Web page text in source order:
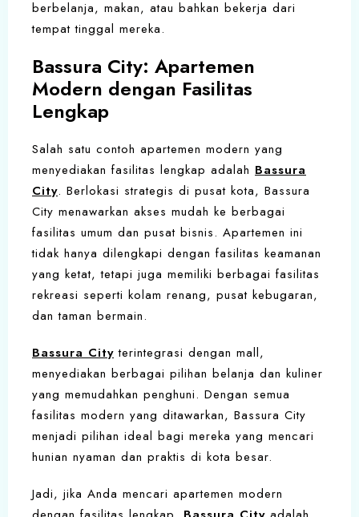
berbelanja, makan, atau bahkan bekerja dari
tempat tinggal mereka.
Bassura City: Apartemen
Modern dengan Fasilitas
Lengkap
Salah satu contoh apartemen modern yang
menyediakan fasilitas lengkap adalah Bassura
City. Berlokasi strategis di pusat kota, Bassura
City menawarkan akses mudah ke berbagai
fasilitas umum dan pusat bisnis. Apartemen ini
tidak hanya dilengkapi dengan fasilitas keamanan
yang ketat, tetapi juga memiliki berbagai fasilitas
rekreasi seperti kolam renang, pusat kebugaran,
dan taman bermain.
Bassura City terintegrasi dengan mall,
menyediakan berbagai pilihan belanja dan kuliner
yang memudahkan penghuni. Dengan semua
fasilitas modern yang ditawarkan, Bassura City
menjadi pilihan ideal bagi mereka yang mencari
hunian nyaman dan praktis di kota besar.
Jadi, jika Anda mencari apartemen modern